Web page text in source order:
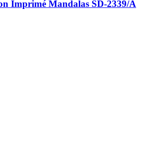
Imprimé Mandalas SD-2339/A